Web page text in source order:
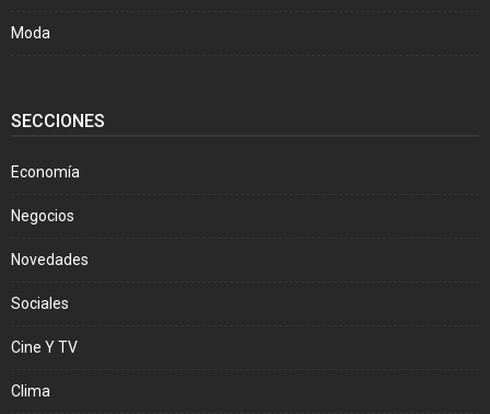
Moda
SECCIONES
Economía
Negocios
Novedades
Sociales
Cine Y TV
Clima